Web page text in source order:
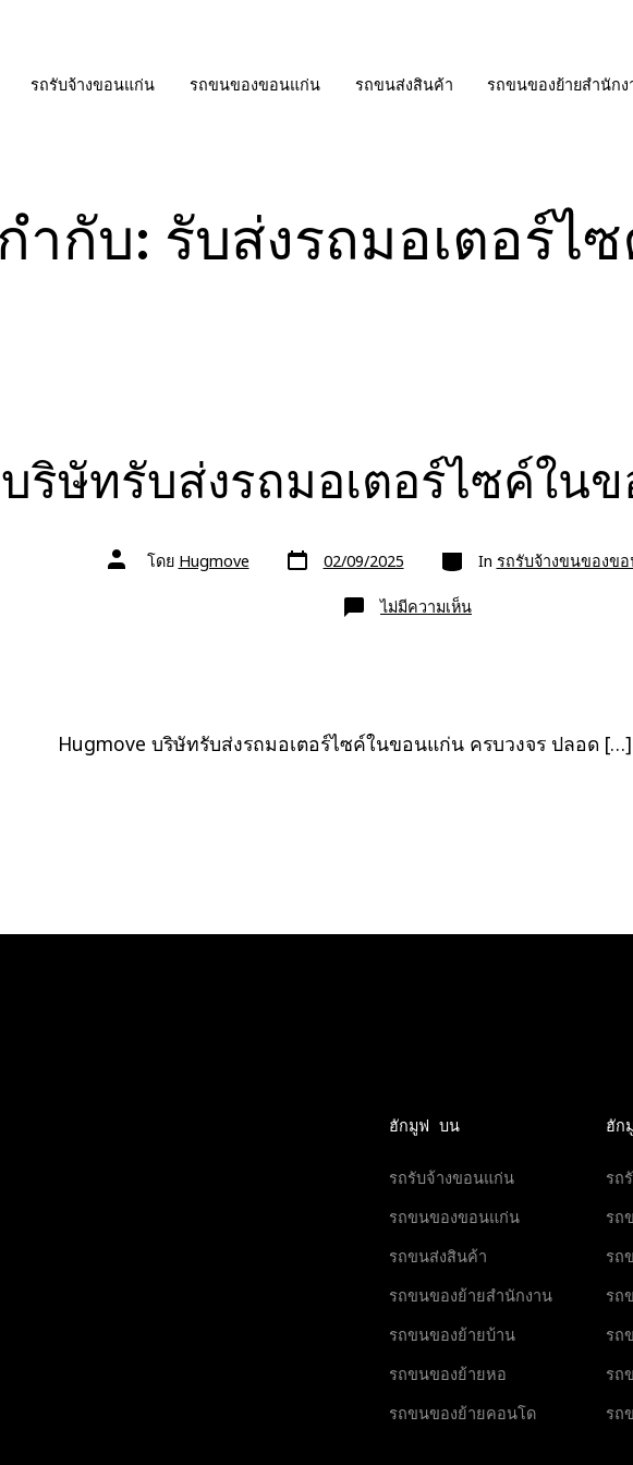
รถรับจ้างขอนแก่น รถขนของขอนแก่น รถขนส่งสินค้า รถขนของย้ายสำนักง
ำกับ: รับส่งรถมอเตอร์ไ
บริษัทรับส่งรถมอเตอร์ไซค์ใน
ผู้
เขียน โดย Hugmove วัน
ที่ 02/09/2025 หมวด In รถรับจ้างขนของข
ไม่มีความเห็นบน
บริษัท
Hugmove บริษัทรับส่งรถมอเตอร์ไซค์ในขอนแก่น ครบวงจร ปลอด […]
ฮักมูฟ บน
รถรับจ้างขอนแก่น
รถขนของขอนแก่น
รถขนส่งสินค้า
รถขนของย้ายสำนักงาน
รถขนของย้ายบ้าน
รถขนของย้ายหอ
รถขนของย้ายคอนโด
ฮัก
รถ
รถ
รถ
รถ
รถ
รถ
รถ